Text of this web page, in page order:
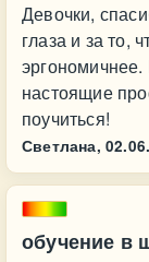
Девочки,
глаза и за то,
настоящие
поучиться!
Светлана,
обучение в